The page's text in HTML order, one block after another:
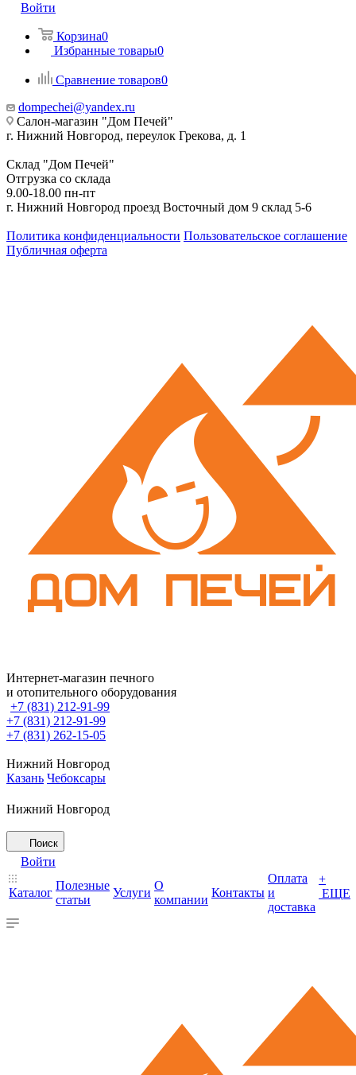
Войти
Корзина0
Избранные товары0
Сравнение товаров0
dompechei@yandex.ru
Салон-магазин "Дом Печей"
г. Нижний Новгород, переулок Грекова, д. 1
Склад "Дом Печей"
Отгрузка со склада
9.00-18.00 пн-пт
г. Нижний Новгород проезд Восточный дом 9 склад 5-6
Политика конфиденциальности Пользовательское соглашение
Публичная оферта
Интернет-магазин печного
и отопительного оборудования
+7 (831) 212-91-99
+7 (831) 212-91-99
+7 (831) 262-15-05
Нижний Новгород
Казань Чебоксары
Нижний Новгород
Поиск
Войти
Каталог
Полезные
статьи
Услуги
О
компании
Контакты
Оплата
и
доставка
+
ЕЩЕ